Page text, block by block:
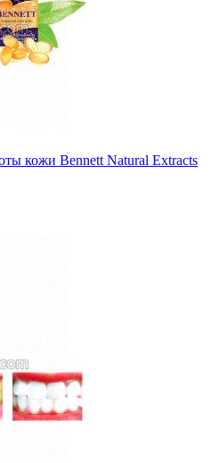
кожи Bennett Natural Extracts